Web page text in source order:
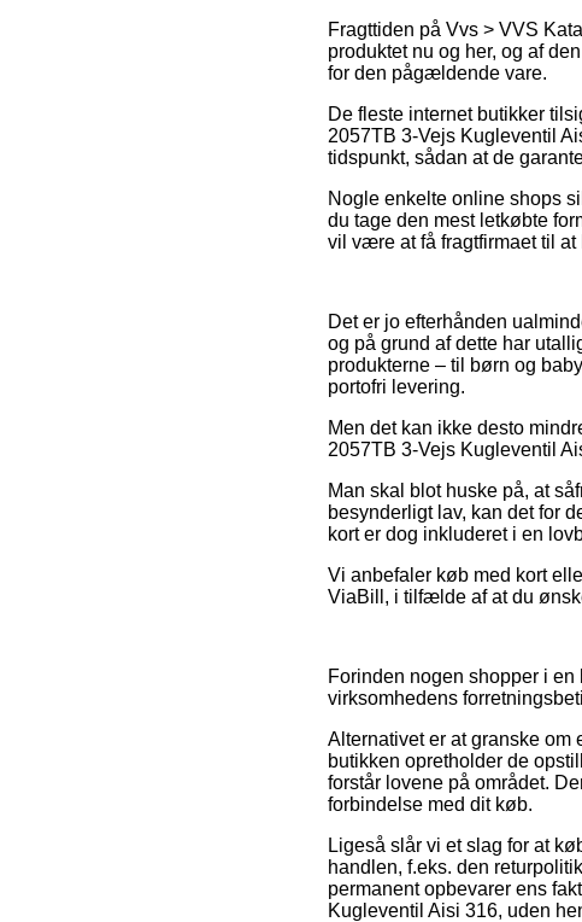
Fragttiden på Vvs > VVS
produktet nu og her, og af
for den pågældende vare.
De fleste internet butikker
2057TB 3-Vejs Kugleventil
tidspunkt, sådan at de
Nogle enkelte online shops
du tage den mest letkøbte
vil være at få fragtfirmaet til
Det er jo efterhånden
og på grund af dette har
produkterne – til børn og
portofri levering.
Men det kan ikke desto
2057TB 3-Vejs Kugleventil
Man skal blot huske på, at
besynderligt lav, kan det for
kort er dog inkluderet i en
Vi anbefaler køb med kort
ViaBill, i tilfælde af at du
Forinden nogen shopper i
virksomhedens
Alternativet er at granske om
butikken opretholder de
forstår lovene på området.
forbindelse med dit køb.
Ligeså slår vi et slag for at
handlen, f.eks. den
permanent opbevarer ens
Kugleventil Aisi 316, uden